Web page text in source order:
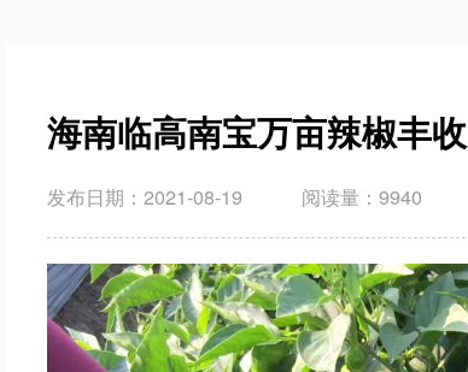
海南临高南宝万亩辣椒丰收
发布日期：2021-08-19 阅读量：9940